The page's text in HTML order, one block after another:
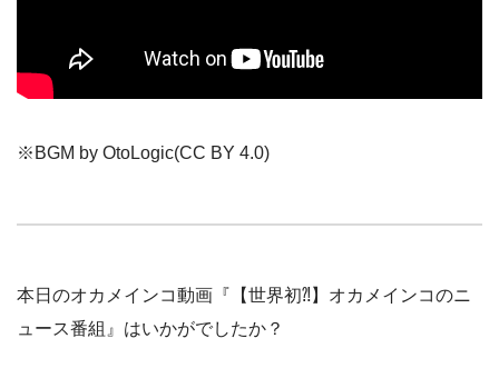
※BGM by OtoLogic(CC BY 4.0)
本日のオカメインコ動画『【世界初⁈】オカメインコのニ
ュース番組』はいかがでしたか？